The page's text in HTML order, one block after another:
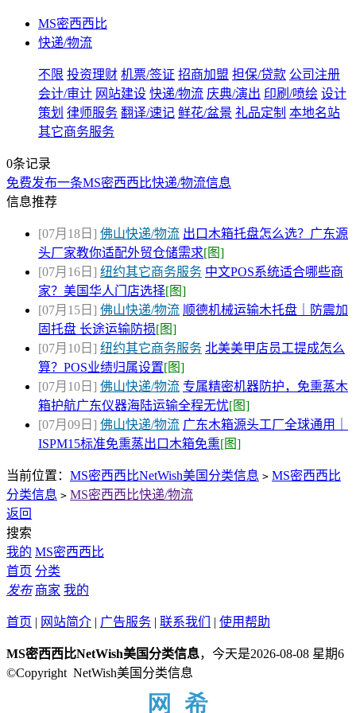
MS密西西比
快递/物流
不限 投资理财 机票/签证 招商加盟 担保/贷款 公司注册
会计/审计 网站建设 快递/物流 庆典/演出 印刷/喷绘 设计
策划 律师服务 翻译/速记 鲜花/盆景 礼品定制 本地名站
其它商务服务
0条记录
免费发布一条MS密西西比快递/物流信息
信息推荐
[07月18日] 佛山快递/物流 出口木箱托盘怎么选？广东源
头厂家教你适配外贸仓储需求[图]
[07月16日] 纽约其它商务服务 中文POS系统适合哪些商
家？美国华人门店选择[图]
[07月15日] 佛山快递/物流 顺德机械运输木托盘｜防震加
固托盘 长途运输防损[图]
[07月10日] 纽约其它商务服务 北美美甲店员工提成怎么
算？POS业绩归属设置[图]
[07月10日] 佛山快递/物流 专属精密机器防护，免熏蒸木
箱护航广东仪器海陆运输全程无忧[图]
[07月09日] 佛山快递/物流 广东木箱源头工厂全球通用｜
ISPM15标准免熏蒸出口木箱免熏[图]
当前位置： MS密西西比NetWish美国分类信息 > MS密西西比
分类信息 > MS密西西比快递/物流
返回
搜索
我的 MS密西西比
首页 分类
发布 商家 我的
首页 | 网站简介 | 广告服务 | 联系我们 | 使用帮助
MS密西西比NetWish美国分类信息，今天是2026-08-08 星期6
©Copyright NetWish美国分类信息